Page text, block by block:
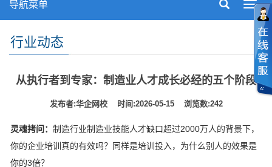
导航菜单
行业动态
从执行者到专家：制造业人才成长必经的五个阶段
发布者:华企网校 时间:2026-05-15 浏览数:242
灵魂拷问： 制造行业制造业技能人才缺口超过2000万人的背景下，
你的企业培训真的有效吗？同样是培训投入，为什么别人的效果是
你的3倍？